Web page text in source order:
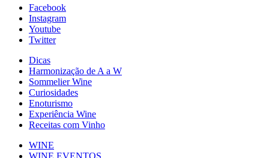
Facebook
Instagram
Youtube
Twitter
Dicas
Harmonização de A a W
Sommelier Wine
Curiosidades
Enoturismo
Experiência Wine
Receitas com Vinho
WINE